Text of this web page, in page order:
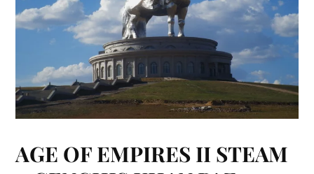
AGE OF EMPIRES II STEAM